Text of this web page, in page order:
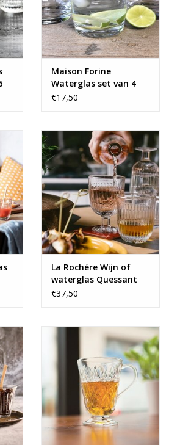
Maison Forine
Waterglas set van 4
€17,50
La Rochére Wijn of
waterglas Quessant
set van 6
€37,50